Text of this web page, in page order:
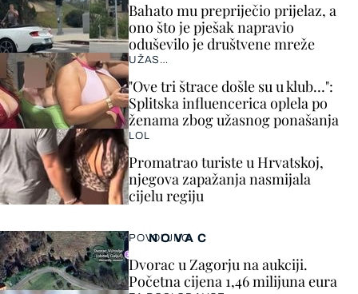
Bahato mu prepriječio prijelaz, a
ono što je pješak napravio
oduševilo je društvene mreže
UŽAS…
"Ove tri štrace došle su u klub…":
Splitska influencerica oplela po
ženama zbog užasnog ponašanja
LOL
Promatrao turiste u Hrvatskoj,
njegova zapažanja nasmijala
cijelu regiju
NOVAC
POVOLJNO
Dvorac u Zagorju na aukciji.
Početna cijena 1,46 milijuna eura